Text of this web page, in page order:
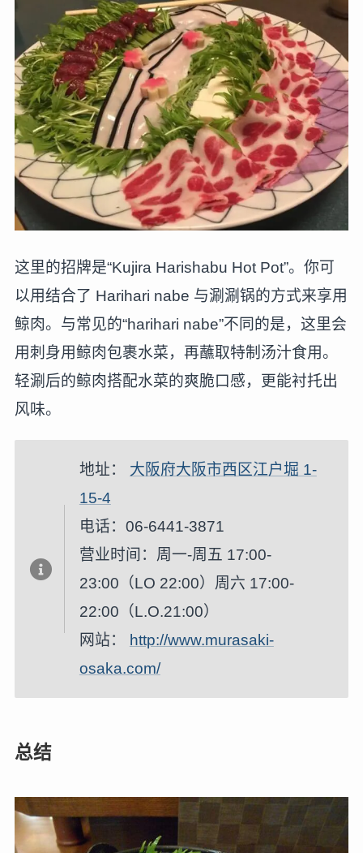
这里的招牌是“Kujira Harishabu Hot Pot”。你可
以用结合了 Harihari nabe 与涮涮锅的方式来享用
鲸肉。与常见的“harihari nabe”不同的是，这里会
用刺身用鲸肉包裹水菜，再蘸取特制汤汁食用。
轻涮后的鲸肉搭配水菜的爽脆口感，更能衬托出
风味。
地址： 大阪府大阪市西区江户堀 1-
15-4
电话：06-6441-3871
营业时间：周一-周五 17:00-
23:00（LO 22:00）周六 17:00-
22:00（L.O.21:00）
网站：
http://www.murasaki-
osaka.com/
总结